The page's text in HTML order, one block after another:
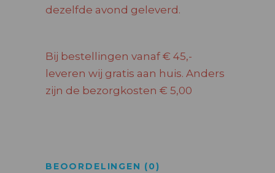
dezelfde avond geleverd.
Bij bestellingen vanaf € 45,-
leveren wij gratis aan huis. Anders
zijn de bezorgkosten € 5,00
BEOORDELINGEN (0)